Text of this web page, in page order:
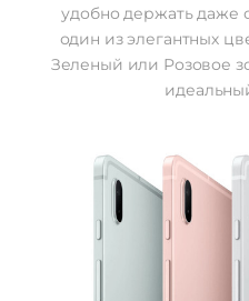
удобно держать даже
один из элегантных
Зеленый или Розовое